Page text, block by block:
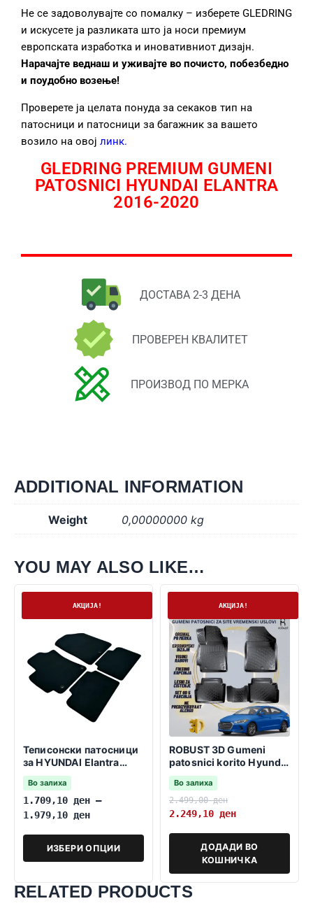
Не се задоволувајте со помалку – изберете GLEDRING
и искусете ја разликата што ја носи премиум
европската изработка и иновативниот дизајн.
Нарачајте веднаш и уживајте во почисто, побезбедно
и поудобно возење!
Проверете ја целата понуда за секаков тип на
патосници и патосници за багажник за вашето
возило на овој линк.
GLEDRING PREMIUM GUMENI
PATOSNICI HYUNDAI ELANTRA
2016-2020
ДОСТАВА 2-3 ДЕНА
ПРОВЕРЕН КВАЛИТЕТ
ПРОИЗВОД ПО МЕРКА
ADDITIONAL INFORMATION
Weight 0,00000000 kg
YOU MAY ALSO LIKE…
АКЦИЈА!
Теписонски патосници
за HYUNDAI Elantra
2016-2020
Во залиха
1.709,10 ден –
1.979,10 ден
ИЗБЕРИ ОПЦИИ
АКЦИЈА!
ROBUST 3D Gumeni
patosnici korito Hyundai
Elantra 2016-2020 МК6
Во залиха
2.499,00ден
2.249,10 ден
ДОДАДИ ВО
КОШНИЧКА
RELATED PRODUCTS